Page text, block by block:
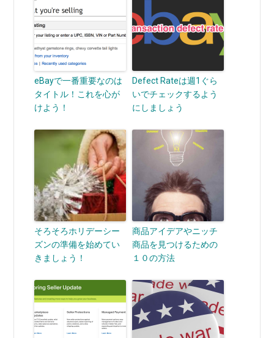
eBayで一番重要なのは
タイトル！これを心が
けよう！
Defect Rateは週1ぐら
いでチェックするよう
にしましょう
そろそろホリデーシー
ズンの準備を始めてい
きましょう！
商品アイデアやニッチ
商品を見つけるための
１０の方法